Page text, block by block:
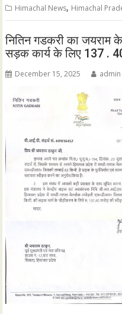
Himachal News, Himachal
नितिन गडकरी का जयराम
सड़क कार्य के लिए 137 .
December 15, 2025 admin